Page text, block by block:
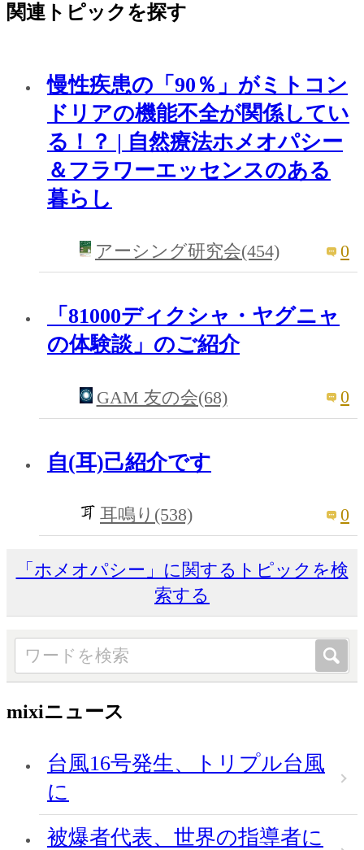
関連トピックを探す
慢性疾患の「90％」がミトコン
ドリアの機能不全が関係してい
る！？ | 自然療法ホメオパシー
＆フラワーエッセンスのある
暮らし
アーシング研究会(454) 0
「81000ディクシャ・ヤグニャ
の体験談」のご紹介
GAM 友の会(68) 0
自(耳)己紹介です
耳鳴り(538) 0
「ホメオパシー」に関するトピックを検
索する
mixiニュース
台風16号発生、トリプル台風
に
被爆者代表、世界の指導者に